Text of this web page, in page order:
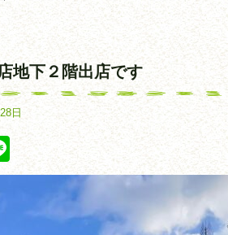
地下２階出店です
日
Line